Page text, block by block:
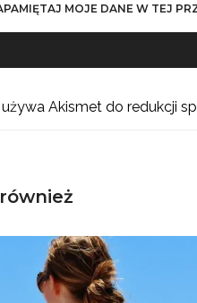
MOJE DANE W TEJ
Akismet do redukcji